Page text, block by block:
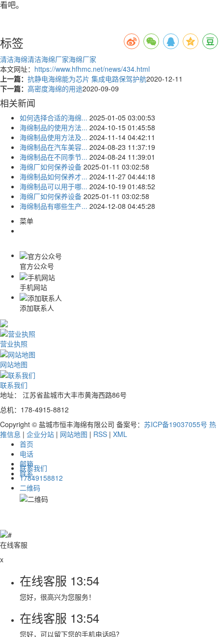
看吧。
标签
清洁海绵清洁海绵厂家海绵厂家
本文网址： https://www.hfhmc.net/news/434.html
上一篇： 抗静电海绵能为芯片 集成电路保驾护航2020-12-11
下一篇： 高密度海绵的用途2020-09-09
相关新闻
如何选择合适的海绵... 2025-01-05 03:00:53
海绵制品的使用方法... 2024-10-15 01:45:58
海绵制品使用方法及... 2024-11-14 04:42:11
海绵制品在汽车美容... 2024-08-23 11:37:19
海绵制品在不同季节... 2024-08-24 11:39:01
海绵厂如何保养设备 2025-01-11 03:02:58
海绵制品如何保养才... 2024-11-27 04:44:18
海绵制品可以用于哪... 2024-10-19 01:48:52
海绵厂如何保养设备 2025-01-11 03:02:58
海绵制品有哪些生产... 2024-12-08 04:45:28
菜单
官方公众号
手机网站
添加联系人
营业执照
网站地图
联系我们
地址： 江苏省盐城市大丰市黄海西路86号
总机：178-4915-8812
Copyright © 盐城市恒丰海绵有限公司 备案号： 苏ICP备19037055号 热
推信息 | 企业分站 | 网站地图 | RSS | XML
首页
电话
邮箱
联系
联系我们
17849158812
二维码
在线客服
x
在线客服 13:54
您好，很高兴为您服务！
在线客服 13:54
您好，可以留下您的手机电话吗？